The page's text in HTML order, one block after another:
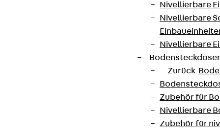
Nivellierbare
Nivellierbare
Nivellierbare
Zurück
Zubehör für
Nivellierbare
Zubehör für